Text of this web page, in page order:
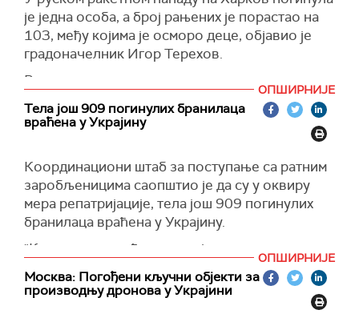
је једна особа, а број рањених је порастао на
103, међу којима је осморо деце, објавио је
градоначелник Игор Терехов.
Руске снаге су извеле три удара искандерима
на Основјански округ у Харкову. Једна од
ракета експлодирала је у ваздуху у близини
стамбене вишеспратнице.
(Укринформ)
ОПШИРНИЈЕ
Тела још 909 погинулих бранилаца
враћена у Украјину
Координациони штаб за поступање са ратним
заробљеницима саопштио је да су у оквиру
мера репатријације, тела још 909 погинулих
бранилаца враћена у Украјину.
"Конкретно, враћени су војници са правца
Курахов, Покровск, Бахмут, Вугледар, Луганск,
Запорожје, Суми и Харков. Међу враћенима су
и тела бранилаца која су се налазила у
ОПШИРНИЈЕ
Москва: Погођени кључни објекти за
производњу дронова у Украјини